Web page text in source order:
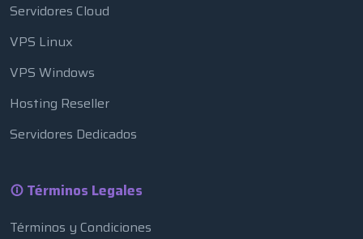
Servidores Cloud
VPS Linux
VPS Windows
Hosting Reseller
Servidores Dedicados
Términos Legales
Términos y Condiciones